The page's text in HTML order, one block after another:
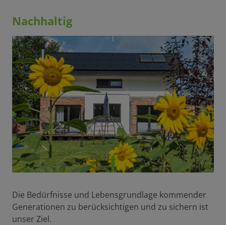
Nachhaltig
Die Bedürfnisse und Lebensgrundlage kommender
Generationen zu berücksichtigen und zu sichern ist
unser Ziel.